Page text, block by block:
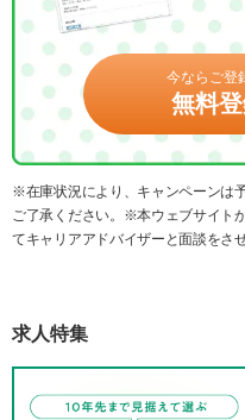
今ならご登
無料
※在庫状況により、キャンペーンは
ご了承ください。※本ウェブサイト
てキャリアアドバイザーと面談をさ
求人特集